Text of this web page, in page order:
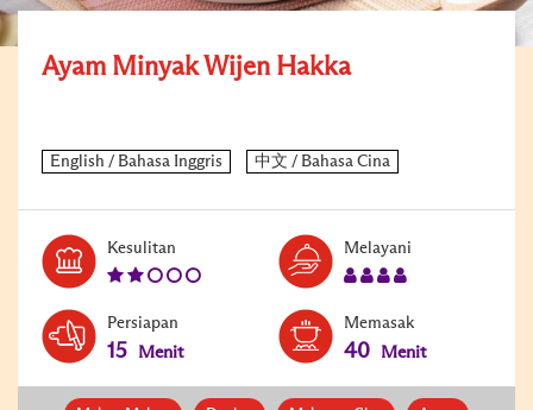
Ayam Minyak Wijen Hakka
Kesulitan Melayani
Persiapan
15 Menit
Memasak
40 Menit